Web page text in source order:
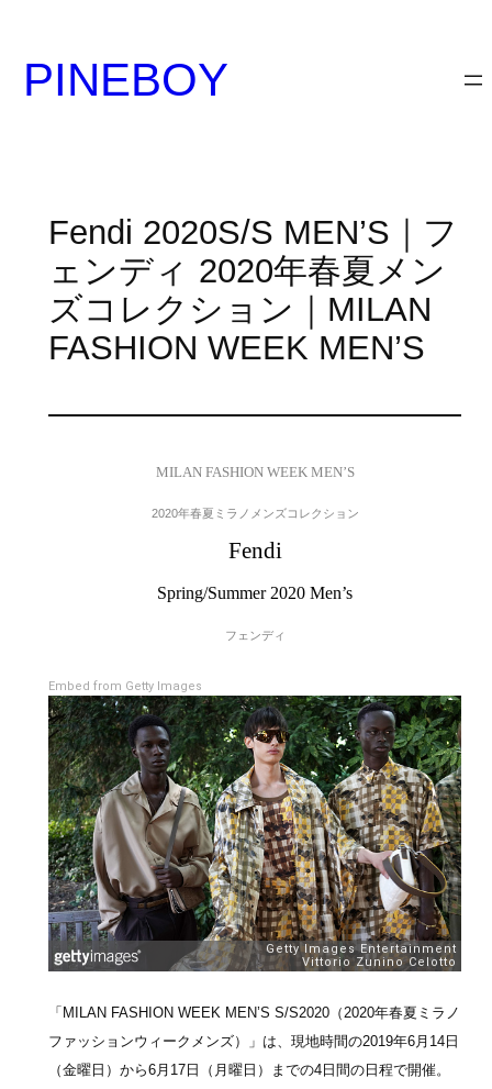
PINEBOY
Fendi 2020S/S MEN’S｜フ
ェンディ 2020年春夏メン
ズコレクション｜MILAN
FASHION WEEK MEN’S
MILAN FASHION WEEK MEN’S
2020年春夏ミラノメンズコレクション
Fendi
Spring/Summer 2020 Men’s
フェンディ
Embed from Getty Images
「MILAN FASHION WEEK MEN’S S/S2020（2020年春夏ミラノ
ファッションウィークメンズ）」は、現地時間の2019年6月14日
（金曜日）から6月17日（月曜日）までの4日間の日程で開催。